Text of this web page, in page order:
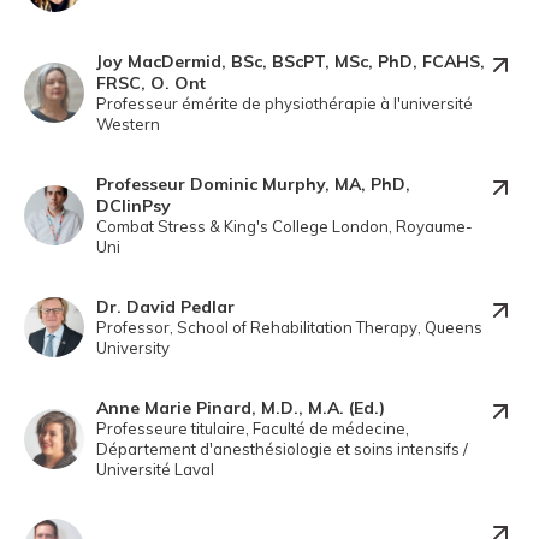
Joy MacDermid, BSc, BScPT, MSc, PhD, FCAHS,
FRSC, O. Ont
Professeur émérite de physiothérapie à l'université
Western
Professeur Dominic Murphy, MA, PhD,
DClinPsy
Combat Stress & King's College London, Royaume-
Uni
Dr. David Pedlar
Professor, School of Rehabilitation Therapy, Queens
University
Anne Marie Pinard, M.D., M.A. (Ed.)
Professeure titulaire, Faculté de médecine,
Département d'anesthésiologie et soins intensifs /
Université Laval